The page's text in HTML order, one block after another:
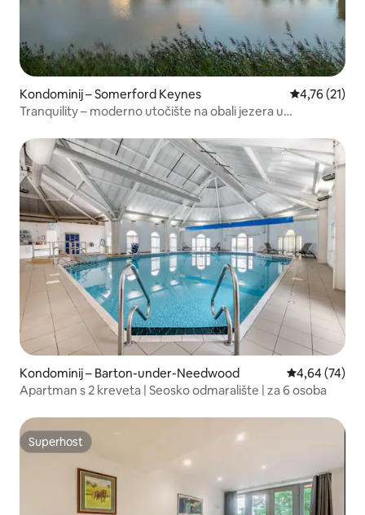
Kondominij – Somerford Keynes Prosječna
4,76 (21)
Tranquility – moderno utočište na obali jezera u
Kondominij – Barton-under-Needwood Prosječna
4,64 (74)
Apartman s 2 kreveta | Seosko odmaralište | za 6 osoba
Superhost
Superhost